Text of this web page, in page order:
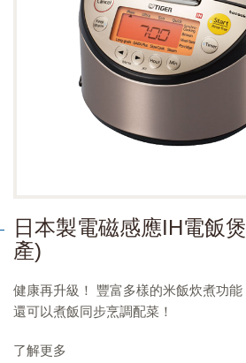
日本製電磁感應IH電飯
產)
健康再升級！ 豐富多樣的米飯炊煮功
還可以煮飯同步烹調配菜！
了解更多